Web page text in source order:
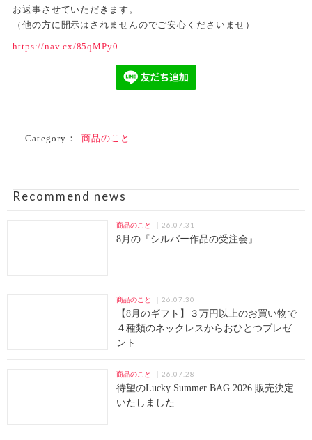
お返事させていただきます。
（他の方に開示はされませんのでご安心くださいませ）
https://nav.cx/85qMPy0
————————————————-
Category： 商品のこと
Recommend news
商品のこと 26.07.31
8月の『シルバー作品の受注会』
商品のこと 26.07.30
【8月のギフト】３万円以上のお買い物で
４種類のネックレスからおひとつプレゼ
ント
商品のこと 26.07.28
待望のLucky Summer BAG 2026 販売決定
いたしました